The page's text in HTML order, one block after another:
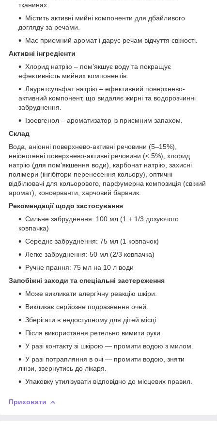
тканинах.
Містить активні мийні компоненти для дбайливого
догляду за речами.
Має приємний аромат і дарує речам відчуття свіжості.
Активні інгредієнти
Хлорид натрію – пом’якшує воду та покращує
ефективність мийних компонентів.
Лауретсульфат натрію – ефективний поверхнево-
активний компонент, що видаляє жирні та водорозчинні
забруднення.
Ізоевгенол – ароматизатор із приємним запахом.
Склад
Вода, аніонні поверхнево-активні речовини (5–15%),
неіоногенні поверхнево-активні речовини (< 5%), хлорид
натрію (для пом'якшення води), карбонат натрію, захисні
полімери (інгібітори перенесення кольору), оптичні
відбілювачі для кольорового, парфумерна композиція (свіжий
аромат), консерванти, харчовий барвник.
Рекомендації щодо застосування
Сильне забруднення: 100 мл (1 + 1/3 дозуючого
ковпачка)
Середнє забруднення: 75 мл (1 ковпачок)
Легке забруднення: 50 мл (2/3 ковпачка)
Ручне прання: 75 мл на 10 л води
Запобіжні заходи та спеціальні застереження
Може викликати алергічну реакцію шкіри.
Викликає серйозне подразнення очей.
Зберігати в недоступному для дітей місці.
Після використання ретельно вимити руки.
У разі контакту зі шкірою — промити водою з милом.
У разі потрапляння в очі — промити водою, зняти
лінзи, звернутись до лікаря.
Упаковку утилізувати відповідно до місцевих правил.
Приховати